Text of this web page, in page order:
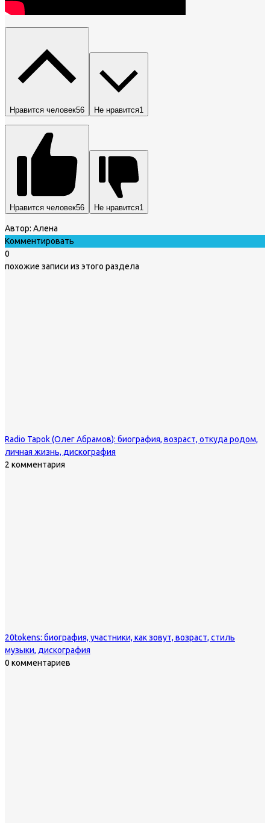
Нравится человек56 Не нравится1
Нравится человек56 Не нравится1
Автор: Алена
Комментировать
0
похожие записи из этого раздела
Radio Tapok (Олег Абрамов): биография, возраст, откуда родом,
личная жизнь, дискография
2 комментария
20tokens: биография, участники, как зовут, возраст, стиль
музыки, дискография
0 комментариев